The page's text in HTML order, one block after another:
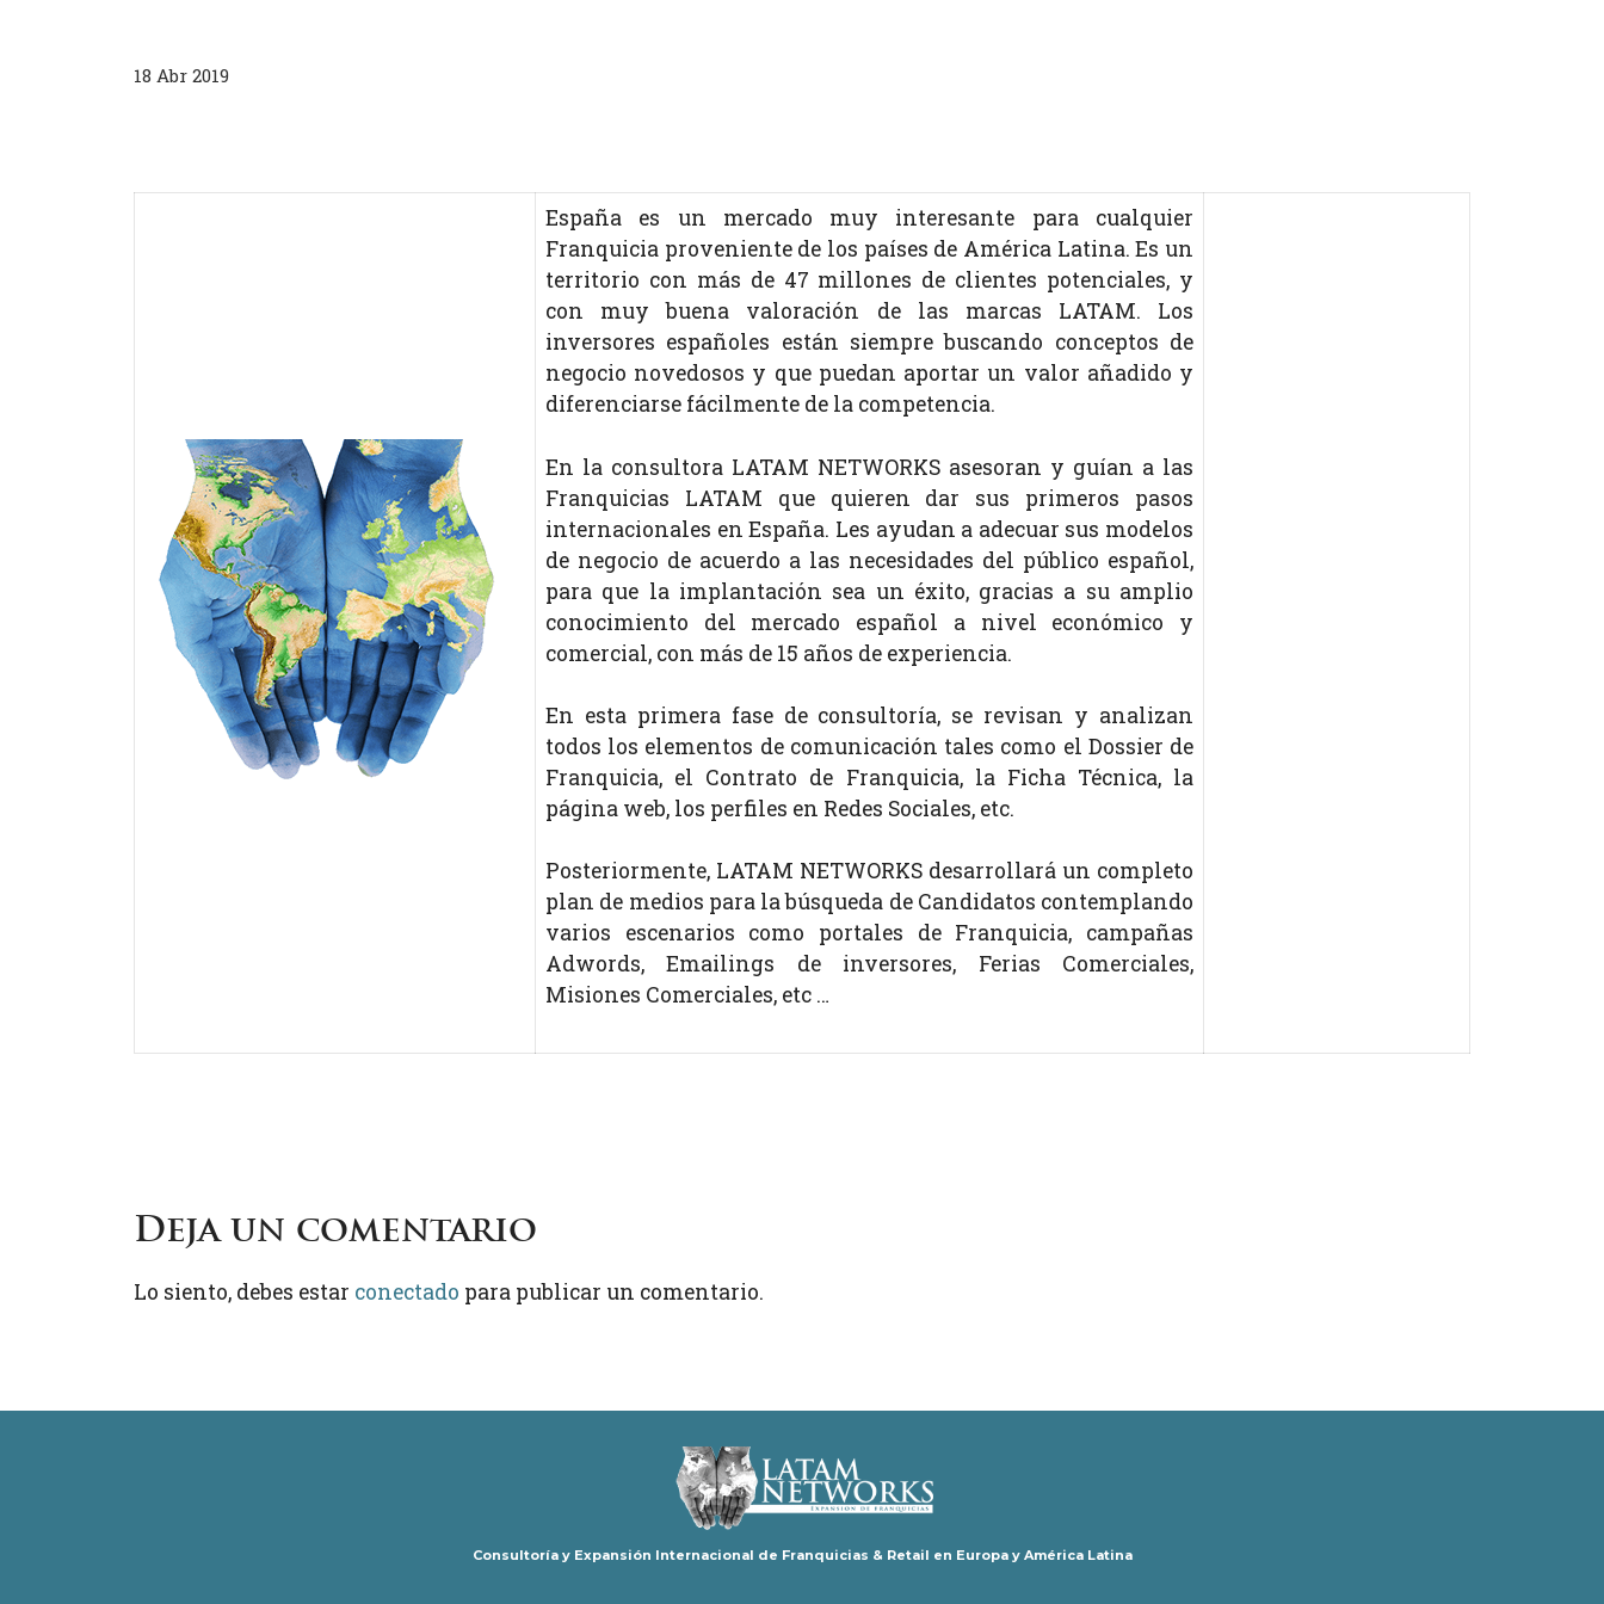
18 Abr 2019
España es un mercado muy interesante para cualquier
Franquicia proveniente de los países de América Latina. Es un
territorio con más de 47 millones de clientes potenciales, y
con muy buena valoración de las marcas LATAM. Los
inversores españoles están siempre buscando conceptos de
negocio novedosos y que puedan aportar un valor añadido y
diferenciarse fácilmente de la competencia.
En la consultora LATAM NETWORKS asesoran y guían a las
Franquicias LATAM que quieren dar sus primeros pasos
internacionales en España. Les ayudan a adecuar sus modelos
de negocio de acuerdo a las necesidades del público español,
para que la implantación sea un éxito, gracias a su amplio
conocimiento del mercado español a nivel económico y
comercial, con más de 15 años de experiencia.
En esta primera fase de consultoría, se revisan y analizan
todos los elementos de comunicación tales como el Dossier de
Franquicia, el Contrato de Franquicia, la Ficha Técnica, la
página web, los perfiles en Redes Sociales, etc.
Posteriormente, LATAM NETWORKS desarrollará un completo
plan de medios para la búsqueda de Candidatos contemplando
varios escenarios como portales de Franquicia, campañas
Adwords, Emailings de inversores, Ferias Comerciales,
Misiones Comerciales, etc …
Deja un comentario
Lo siento, debes estar conectado para publicar un comentario.
Consultoría y Expansión Internacional de Franquicias & Retail en Europa y América Latina